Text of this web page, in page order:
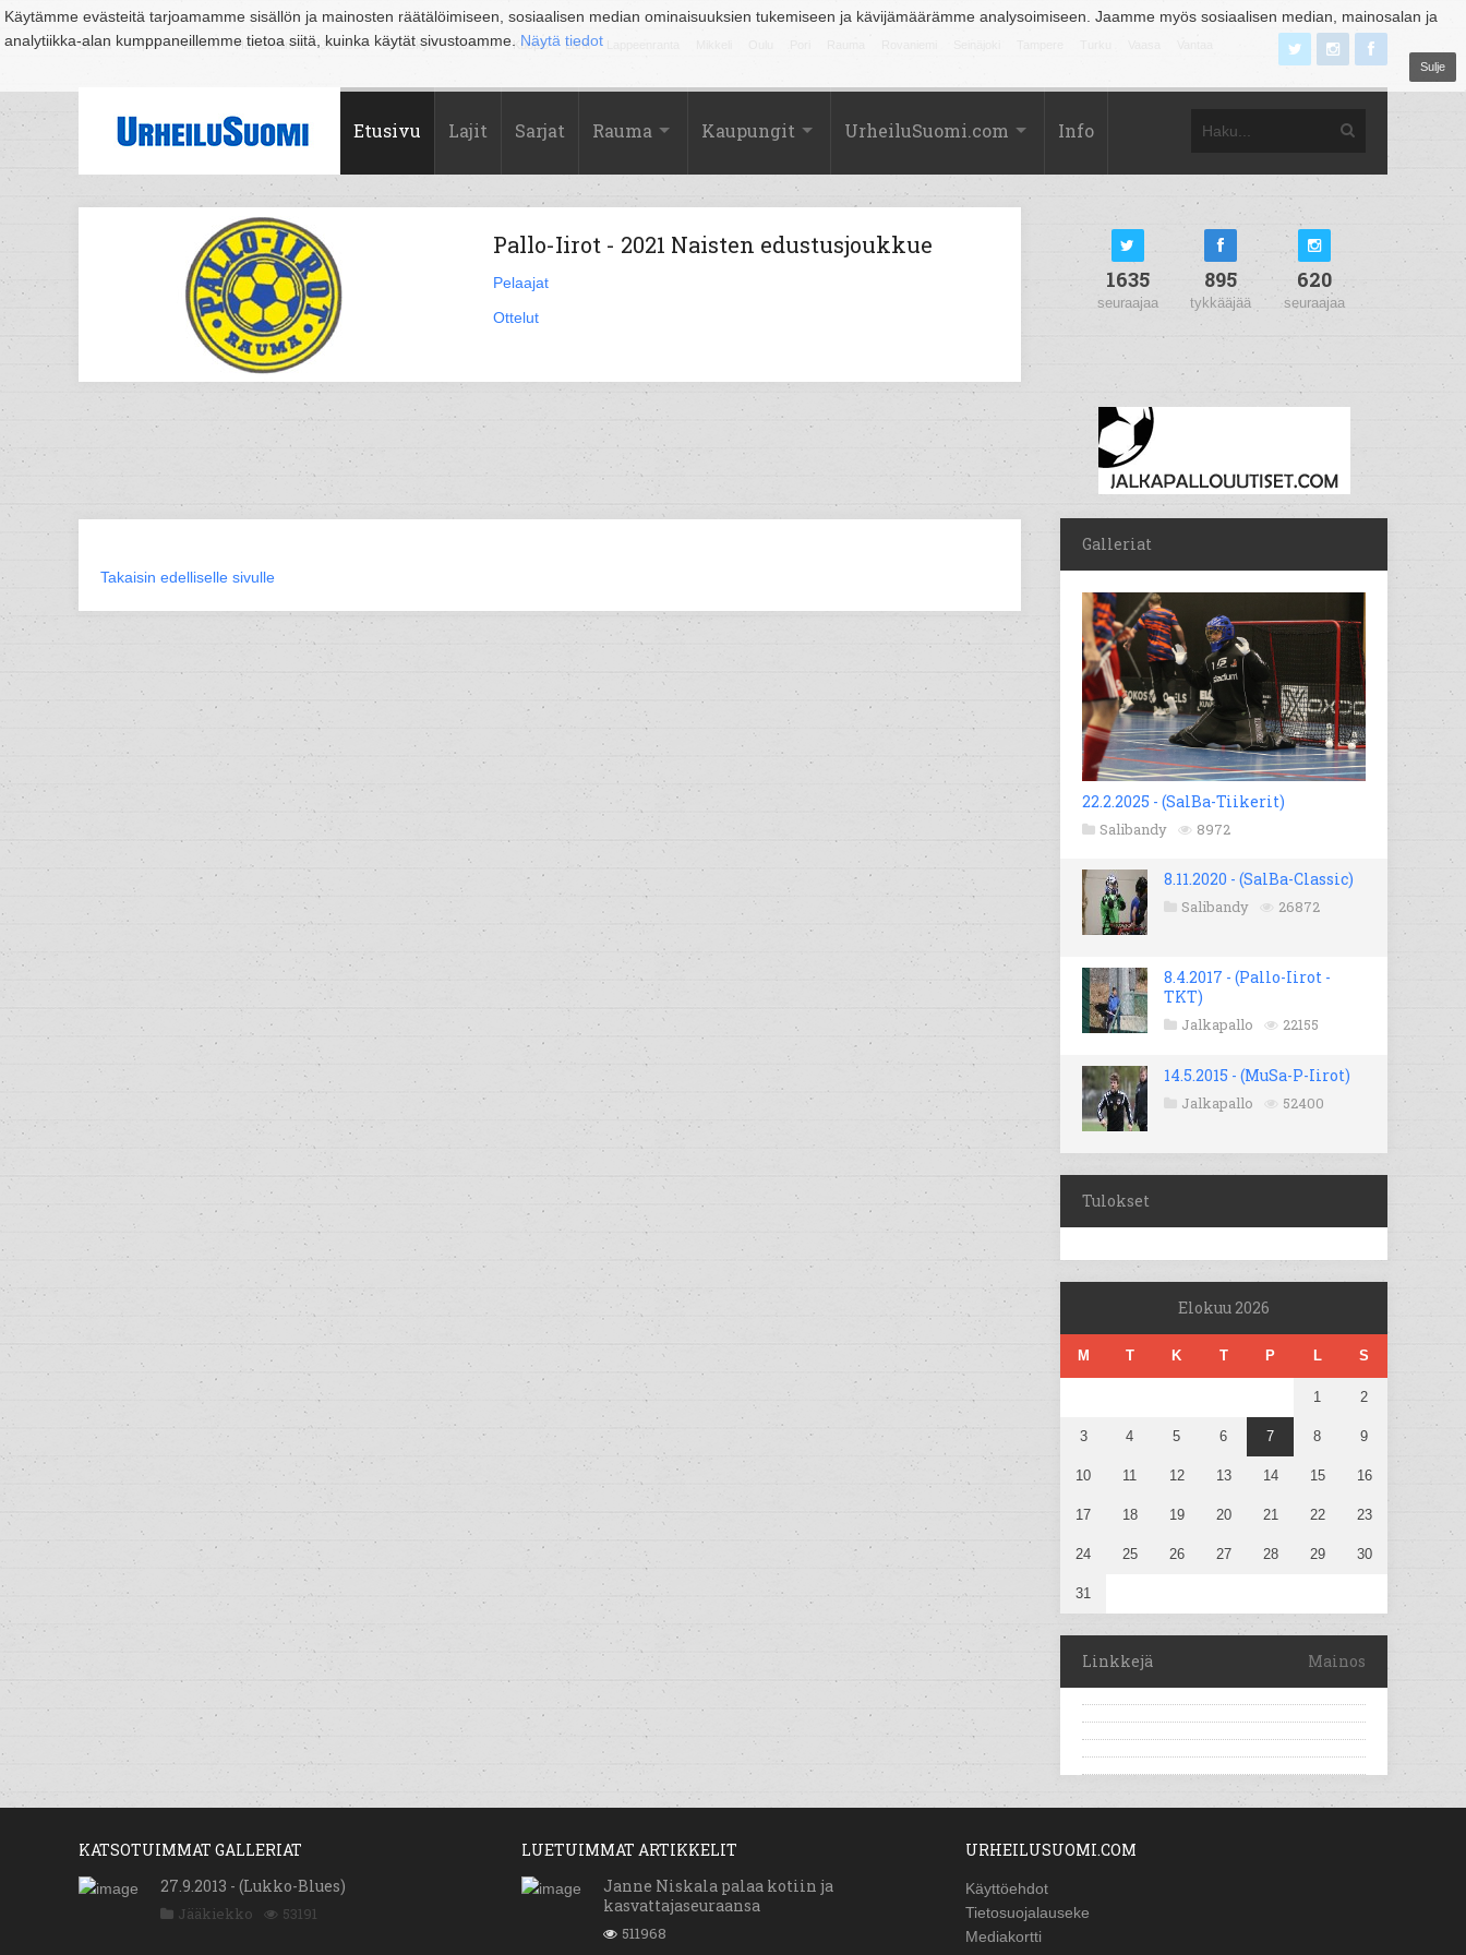
Käytämme evästeitä tarjoamamme sisällön ja mainosten räätälöimiseen, sosiaalisen median ominaisuuksien tukemiseen ja kävijämäärämme analysoimiseen. Jaamme myös sosiaalisen median, mainosalan ja
analytiikka-alan kumppaneillemme tietoa siitä, kuinka käytät sivustoamme. Näytä tiedot
Sulje
Suomi Espoo Helsinki Hämeenlinna Joensuu Jyväskylä Kouvola Kuopio Lahti
Etusivu Lajit Sarjat Rauma Kaupungit UrheiluSuomi.com Info
Pallo-Iirot - 2021 Naisten edustusjoukkue
Pelaajat
Ottelut
Takaisin edelliselle sivulle
1635
seuraajaa
895
tykkääjää
620
seuraajaa
Galleriat
22.2.2025 - (SalBa-Tiikerit)
Salibandy 8972
8.11.2020 - (SalBa-Classic)
Salibandy 26872
8.4.2017 - (Pallo-Iirot -
TKT)
Jalkapallo 22155
14.5.2015 - (MuSa-P-Iirot)
Jalkapallo 52400
Tulokset
Elokuu 2026
M T K T P L S
1 2
3 4 5 6 7 8 9
10 11 12 13 14 15 16
17 18 19 20 21 22 23
24 25 26 27 28 29 30
31
Linkkejä Mainos
KATSOTUIMMAT GALLERIAT
27.9.2013 - (Lukko-Blues)
Jääkiekko 53191
LUETUIMMAT ARTIKKELIT
Janne Niskala palaa kotiin ja
kasvattajaseuraansa
511968
URHEILUSUOMI.COM
Käyttöehdot
Tietosuojalauseke
Mediakortti